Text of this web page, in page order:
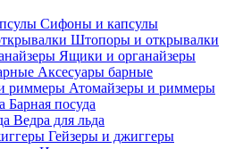
Сифоны и капсулы
Штопоры и открывалки
Ящики и органайзеры
Аксесуары барные
Атомайзеры и риммеры
Барная посуда
Ведра для льда
Гейзеры и джиггеры